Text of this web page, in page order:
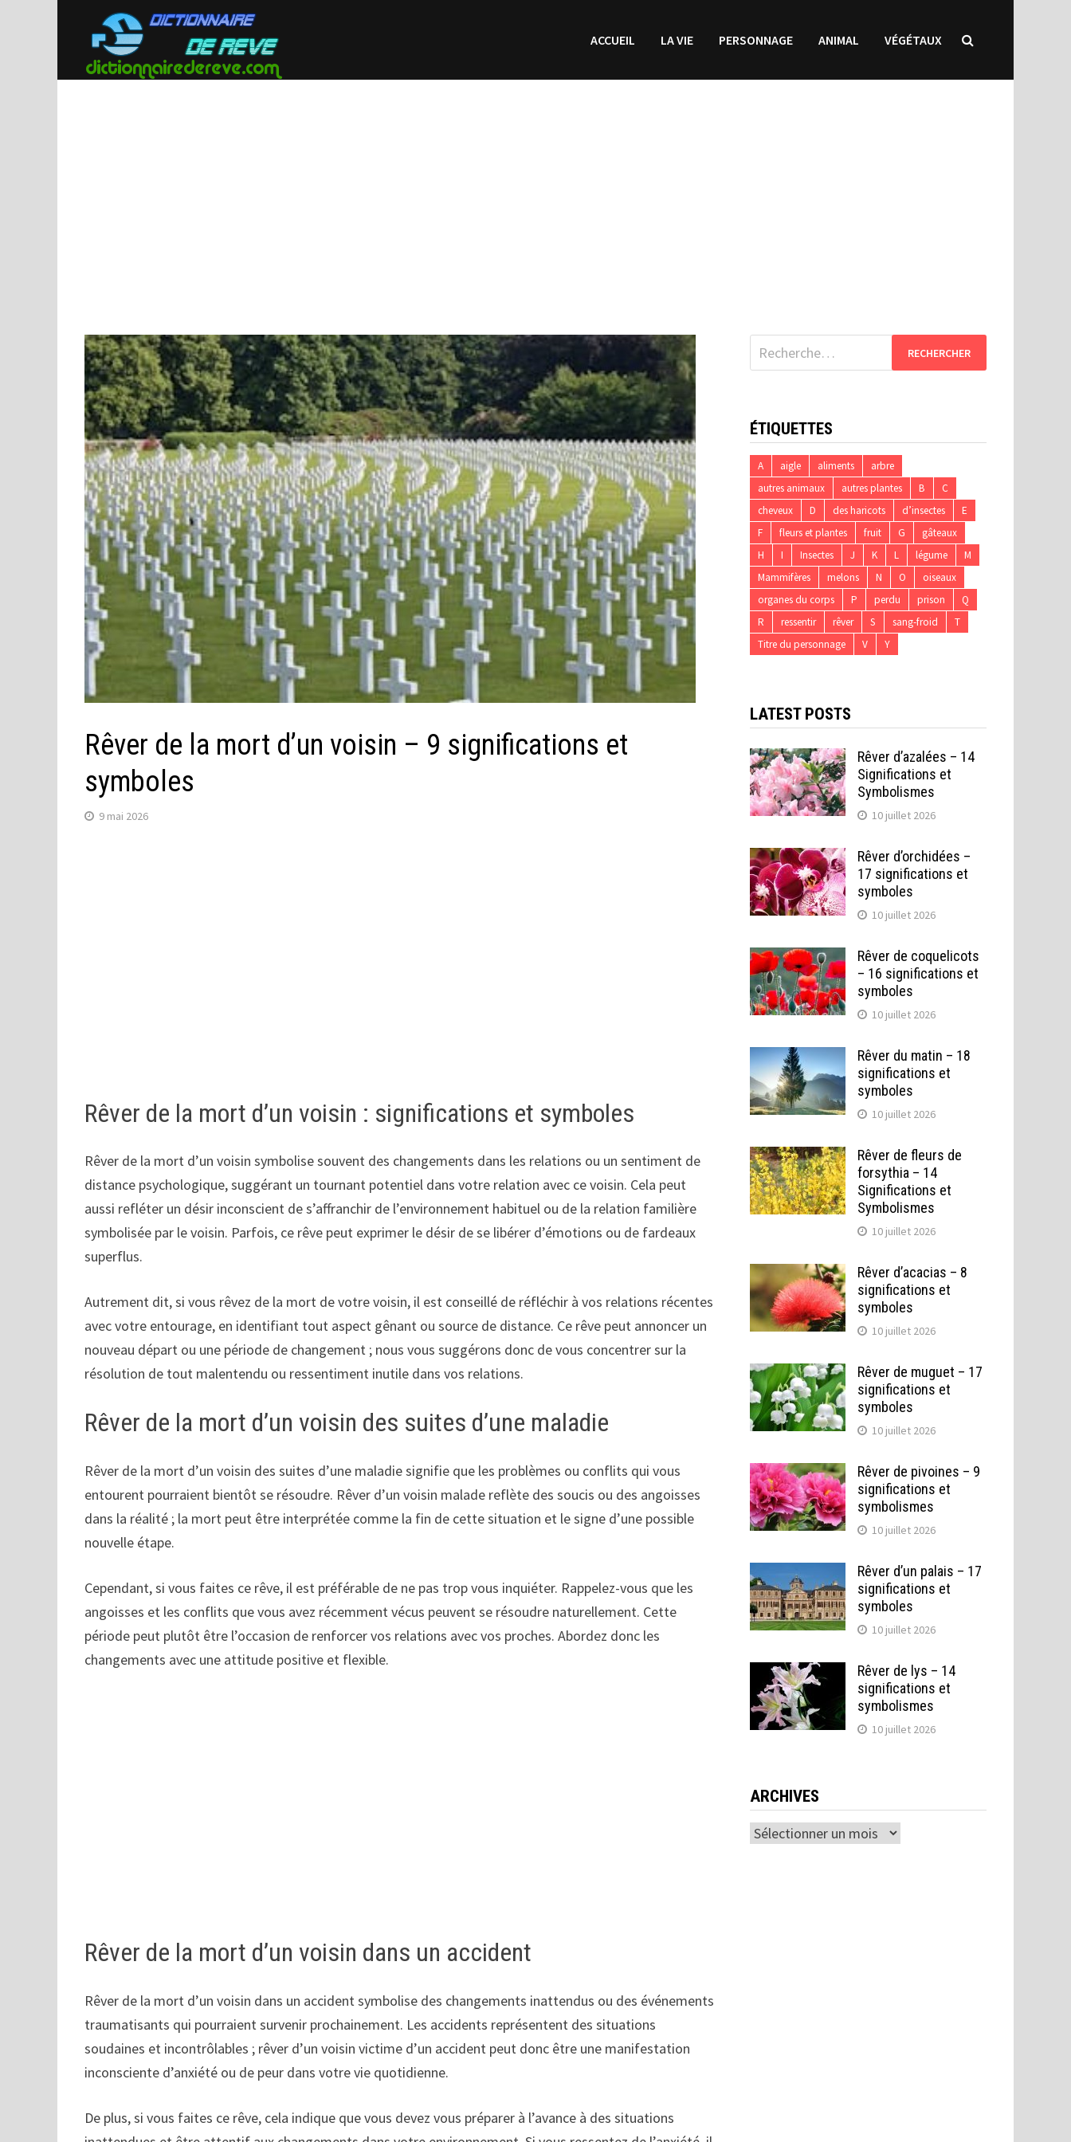
contenu
ACCUEIL LA VIE PERSONNAGE ANIMAL VÉGÉTAUX
Rêver de la mort d’un voisin – 9 significations et
symboles
9 mai 2026
Rêver de la mort d’un voisin : significations et symboles
Rêver de la mort d’un voisin symbolise souvent des changements dans les relations ou un sentiment de
distance psychologique, suggérant un tournant potentiel dans votre relation avec ce voisin. Cela peut
aussi refléter un désir inconscient de s’affranchir de l’environnement habituel ou de la relation familière
symbolisée par le voisin. Parfois, ce rêve peut exprimer le désir de se libérer d’émotions ou de fardeaux
superflus.
Autrement dit, si vous rêvez de la mort de votre voisin, il est conseillé de réfléchir à vos relations récentes
avec votre entourage, en identifiant tout aspect gênant ou source de distance. Ce rêve peut annoncer un
nouveau départ ou une période de changement ; nous vous suggérons donc de vous concentrer sur la
résolution de tout malentendu ou ressentiment inutile dans vos relations.
Rêver de la mort d’un voisin des suites d’une maladie
Rêver de la mort d’un voisin des suites d’une maladie signifie que les problèmes ou conflits qui vous
entourent pourraient bientôt se résoudre. Rêver d’un voisin malade reflète des soucis ou des angoisses
dans la réalité ; la mort peut être interprétée comme la fin de cette situation et le signe d’une possible
nouvelle étape.
Cependant, si vous faites ce rêve, il est préférable de ne pas trop vous inquiéter. Rappelez-vous que les
angoisses et les conflits que vous avez récemment vécus peuvent se résoudre naturellement. Cette
période peut plutôt être l’occasion de renforcer vos relations avec vos proches. Abordez donc les
changements avec une attitude positive et flexible.
Rêver de la mort d’un voisin dans un accident
Rêver de la mort d’un voisin dans un accident symbolise des changements inattendus ou des événements
traumatisants qui pourraient survenir prochainement. Les accidents représentent des situations
soudaines et incontrôlables ; rêver d’un voisin victime d’un accident peut donc être une manifestation
inconsciente d’anxiété ou de peur dans votre vie quotidienne.
De plus, si vous faites ce rêve, cela indique que vous devez vous préparer à l’avance à des situations
Rechercher :
ÉTIQUETTES
A aigle aliments
arbre
autres animaux
autres plantes B
C
cheveux
D des haricots d’insectes
E
F
fleurs et plantes fruit G
gâteaux
H
I Insectes J K L légume
M
Mammifères
melons N O
oiseaux
organes du corps
P perdu prison
Q
R
ressentir rêver S sang-froid
T
Titre du personnage
V Y
LATEST POSTS
Rêver d’azalées – 14
Significations et
Symbolismes
10 juillet 2026
Rêver d’orchidées –
17 significations et
symboles
10 juillet 2026
Rêver de coquelicots
– 16 significations et
symboles
10 juillet 2026
Rêver du matin – 18
significations et
symboles
10 juillet 2026
Rêver de fleurs de
forsythia – 14
Significations et
Symbolismes
10 juillet 2026
Rêver d’acacias – 8
significations et
symboles
10 juillet 2026
Rêver de muguet – 17
significations et
symboles
10 juillet 2026
Rêver de pivoines – 9
significations et
symbolismes
10 juillet 2026
Rêver d’un palais – 17
significations et
symboles
10 juillet 2026
Rêver de lys – 14
significations et
symbolismes
10 juillet 2026
ARCHIVES
Archives